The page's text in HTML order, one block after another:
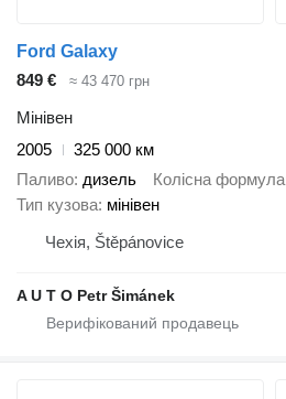
Ford Galaxy
849 €
≈ 43 470 грн
Мінівен
2005
325 000 км
Паливо дизель Колісна формула
Тип кузова мінівен
Чехія, Štěpánovice
A U T O Petr Šimánek